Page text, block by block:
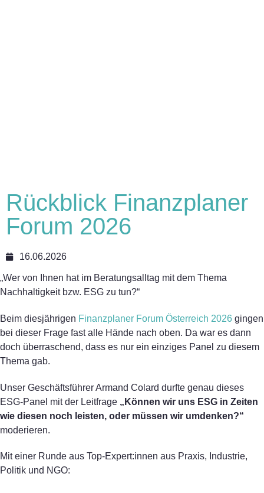
Rückblick Finanzplaner
Forum 2026
16.06.2026
„Wer von Ihnen hat im Beratungsalltag mit dem Thema
Nachhaltigkeit bzw. ESG zu tun?“
Beim diesjährigen Finanzplaner Forum Österreich 2026 gingen
bei dieser Frage fast alle Hände nach oben. Da war es dann
doch überraschend, dass es nur ein einziges Panel zu diesem
Thema gab.
Unser Geschäftsführer Armand Colard durfte genau dieses
ESG-Panel mit der Leitfrage „Können wir uns ESG in Zeiten
wie diesen noch leisten, oder müssen wir umdenken?“
moderieren.
Mit einer Runde aus Top-Expert:innen aus Praxis, Industrie,
Politik und NGO: